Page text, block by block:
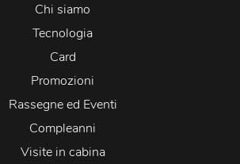
Chi siamo
Tecnologia
Card
Promozioni
Rassegne ed Eventi
Compleanni
Visite in cabina